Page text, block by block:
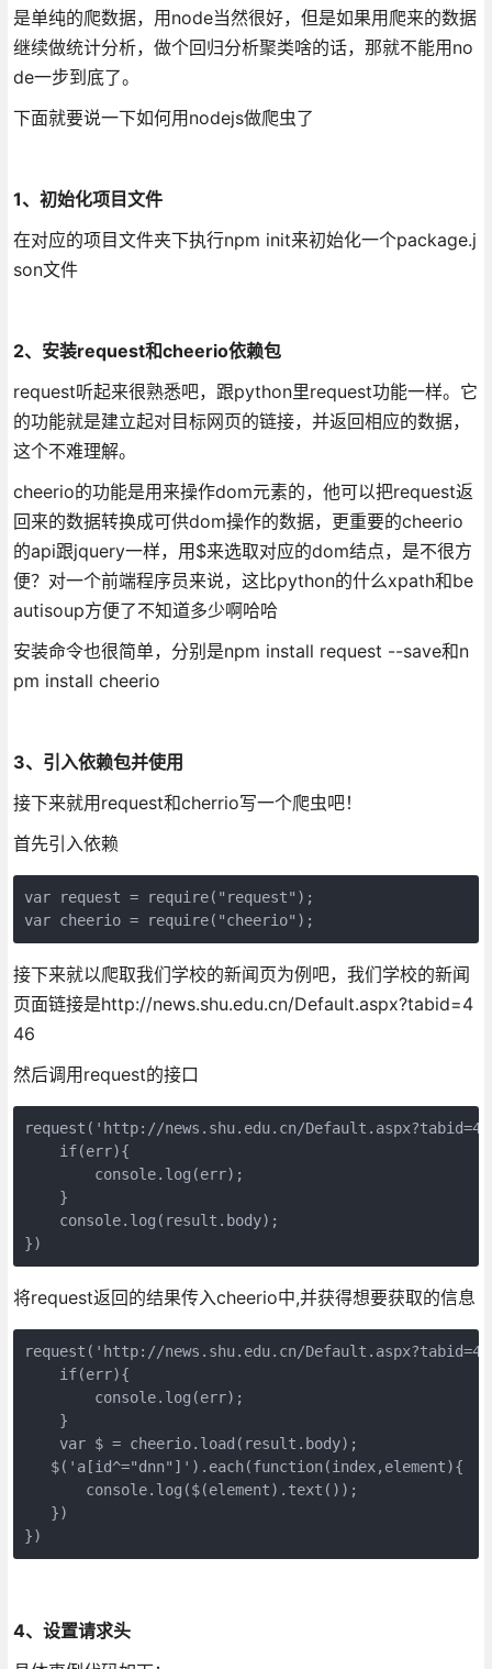
是单纯的爬数据，用node当然很好，但是如果用爬来的数据
继续做统计分析，做个回归分析聚类啥的话，那就不能用no
de一步到底了。
下面就要说一下如何用nodejs做爬虫了
1、初始化项目文件
在对应的项目文件夹下执行npm init来初始化一个package.j
son文件
2、安装request和cheerio依赖包
request听起来很熟悉吧，跟python里request功能一样。它
的功能就是建立起对目标网页的链接，并返回相应的数据，
这个不难理解。
cheerio的功能是用来操作dom元素的，他可以把request返
回来的数据转换成可供dom操作的数据，更重要的cheerio
的api跟jquery一样，用$来选取对应的dom结点，是不很方
便？对一个前端程序员来说，这比python的什么xpath和be
autisoup方便了不知道多少啊哈哈
安装命令也很简单，分别是npm install request --save和n
pm install cheerio
3、引入依赖包并使用
接下来就用request和cherrio写一个爬虫吧！
首先引入依赖
var request = require("request");
var cheerio = require("cheerio");
接下来就以爬取我们学校的新闻页为例吧，我们学校的新闻
页面链接是http://news.shu.edu.cn/Default.aspx?tabid=4
46
然后调用request的接口
request('http://news.shu.edu.cn/
    if(err){
        console.log(err);
    }
    console.log(result.body);
})
将request返回的结果传入cheerio中,并获得想要获取的信息
request('http://news.shu.edu.cn/
    if(err){
        console.log(err);
    }
    var $ = cheerio.load(result.body);
   $('a[id^="dnn"]').each(function(index,element){
       console.log($(element).text());
   })
})
4、设置请求头